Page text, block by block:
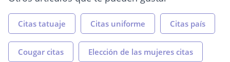
Citas tatuaje Citas uniforme Citas país
Cougar citas Elección de las mujeres citas